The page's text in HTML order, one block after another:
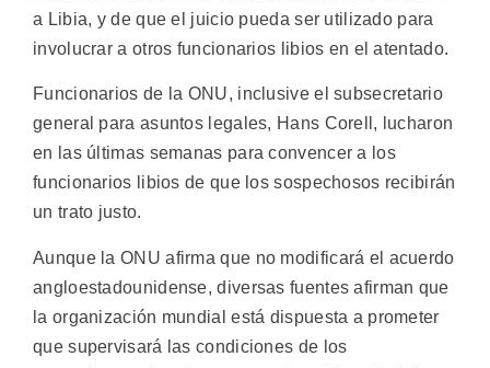
a Libia, y de que el juicio pueda ser utilizado para
involucrar a otros funcionarios libios en el atentado.
Funcionarios de la ONU, inclusive el subsecretario
general para asuntos legales, Hans Corell, lucharon
en las últimas semanas para convencer a los
funcionarios libios de que los sospechosos recibirán
un trato justo.
Aunque la ONU afirma que no modificará el acuerdo
angloestadounidense, diversas fuentes afirman que
la organización mundial está dispuesta a prometer
que supervisará las condiciones de los